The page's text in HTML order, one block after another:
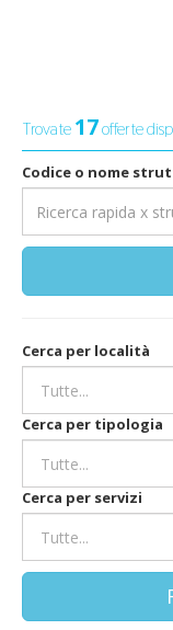
Trovate17offerte
Codice o nome
Cerca per località
Cerca per tipologia
Cerca per servizi